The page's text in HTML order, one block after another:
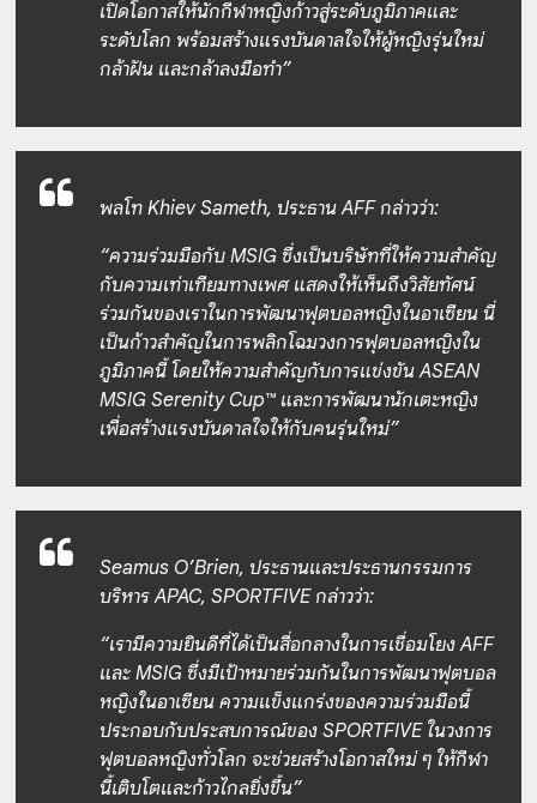
เปิดโอกาสให้นักกีฬาหญิงก้าวสู่ระดับภูมิภาคและ
ระดับโลก พร้อมสร้างแรงบันดาลใจให้ผู้หญิงรุ่นใหม่
กล้าฝัน และกล้าลงมือทำ”
พลโท Khiev Sameth, ประธาน AFF กล่าวว่า:
“ความร่วมมือกับ MSIG ซึ่งเป็นบริษัทที่ให้ความสำคัญ
กับความเท่าเทียมทางเพศ แสดงให้เห็นถึงวิสัยทัศน์
ร่วมกันของเราในการพัฒนาฟุตบอลหญิงในอาเซียน นี่
เป็นก้าวสำคัญในการพลิกโฉมวงการฟุตบอลหญิงใน
ภูมิภาคนี้ โดยให้ความสำคัญกับการแข่งขัน ASEAN
MSIG Serenity Cup™ และการพัฒนานักเตะหญิง
เพื่อสร้างแรงบันดาลใจให้กับคนรุ่นใหม่”
Seamus O’Brien, ประธานและประธานกรรมการ
บริหาร APAC, SPORTFIVE กล่าวว่า:
“เรามีความยินดีที่ได้เป็นสื่อกลางในการเชื่อมโยง AFF
และ MSIG ซึ่งมีเป้าหมายร่วมกันในการพัฒนาฟุตบอล
หญิงในอาเซียน ความแข็งแกร่งของความร่วมมือนี้
ประกอบกับประสบการณ์ของ SPORTFIVE ในวงการ
ฟุตบอลหญิงทั่วโลก จะช่วยสร้างโอกาสใหม่ ๆ ให้กีฬา
นี้เติบโตและก้าวไกลยิ่งขึ้น”